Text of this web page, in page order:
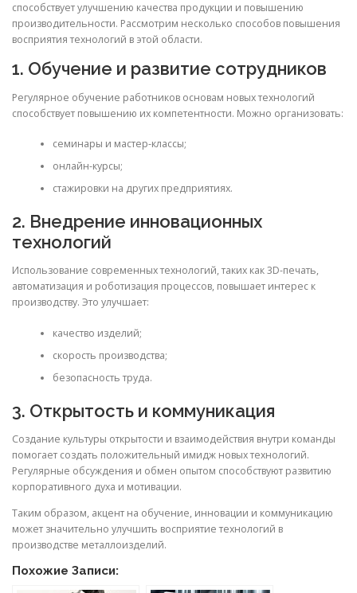
способствует улучшению качества продукции и повышению
производительности. Рассмотрим несколько способов повышения
восприятия технологий в этой области.
1. Обучение и развитие сотрудников
Регулярное обучение работников основам новых технологий
способствует повышению их компетентности. Можно организовать:
семинары и мастер-классы;
онлайн-курсы;
стажировки на других предприятиях.
2. Внедрение инновационных
технологий
Использование современных технологий, таких как 3D-печать,
автоматизация и роботизация процессов, повышает интерес к
производству. Это улучшает:
качество изделий;
скорость производства;
безопасность труда.
3. Открытость и коммуникация
Создание культуры открытости и взаимодействия внутри команды
помогает создать положительный имидж новых технологий.
Регулярные обсуждения и обмен опытом способствуют развитию
корпоративного духа и мотивации.
Таким образом, акцент на обучение, инновации и коммуникацию
может значительно улучшить восприятие технологий в
производстве металлоизделий.
Похожие Записи: